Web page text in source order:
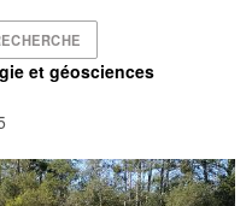
et géosciences